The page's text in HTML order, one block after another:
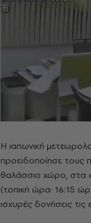
Η ιαπωνική
προειδοποίησε τους
θαλάσσιο χώρο, στα
(τοπική ώρα· 16:15
ισχυρές δονήσεις